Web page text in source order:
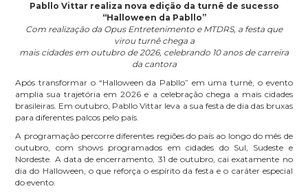
Pabllo Vittar realiza nova edição da turnê de sucesso
“Halloween da Pabllo”
Com realização da Opus Entretenimento e MTDRS, a festa que
virou turnê chega a
mais cidades em outubro de 2026, celebrando 10 anos de carreira
da cantora
Após transformar o “Halloween da Pabllo” em uma turnê, o evento
amplia sua trajetória em 2026 e a celebração chega a mais cidades
brasileiras. Em outubro, Pabllo Vittar leva a sua festa de dia das bruxas
para diferentes palcos pelo país.
A programação percorre diferentes regiões do país ao longo do mês de
outubro, com shows programados em cidades do Sul, Sudeste e
Nordeste. A data de encerramento, 31 de outubro, cai exatamente no
dia do Halloween, o que reforça o espírito da festa e o caráter especial
do evento.